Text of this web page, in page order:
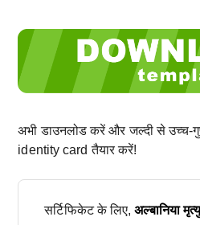
अभी डाउनलोड करें और जल्दी से उच्च-
identity card तैयार करें!
सर्टिफिकेट के लिए,अल्बानिया